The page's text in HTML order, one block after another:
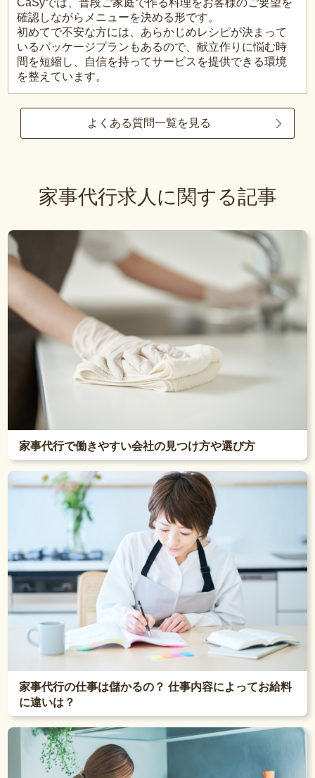
CaSyでは、普段ご家庭で作る料理をお客様のご要望を
確認しながらメニューを決める形です。
初めてで不安な方には、あらかじめレシピが決まって
いるパッケージプランもあるので、献立作りに悩む時
間を短縮し、自信を持ってサービスを提供できる環境
を整えています。
よくある質問一覧を見る
家事代行求人に関する記事
家事代行で働きやすい会社の見つけ方や選び方
家事代行の仕事は儲かるの？ 仕事内容によってお給料
に違いは？